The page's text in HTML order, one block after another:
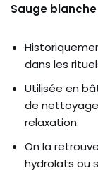
Sauge blanche
dans les
Utilisée en
de
relaxation.
On la
hydrolats ou